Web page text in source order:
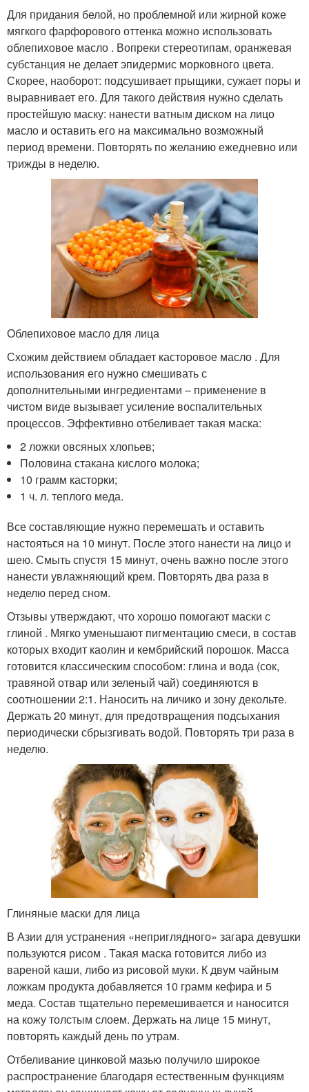
Для придания белой, но проблемной или жирной коже
мягкого фарфорового оттенка можно использовать
облепиховое масло . Вопреки стереотипам, оранжевая
субстанция не делает эпидермис морковного цвета.
Скорее, наоборот: подсушивает прыщики, сужает поры и
выравнивает его. Для такого действия нужно сделать
простейшую маску: нанести ватным диском на лицо
масло и оставить его на максимально возможный
период времени. Повторять по желанию ежедневно или
трижды в неделю.
Облепиховое масло для лица
Схожим действием обладает касторовое масло . Для
использования его нужно смешивать с
дополнительными ингредиентами – применение в
чистом виде вызывает усиление воспалительных
процессов. Эффективно отбеливает такая маска:
2 ложки овсяных хлопьев;
Половина стакана кислого молока;
10 грамм касторки;
1 ч. л. теплого меда.
Все составляющие нужно перемешать и оставить
настояться на 10 минут. После этого нанести на лицо и
шею. Смыть спустя 15 минут, очень важно после этого
нанести увлажняющий крем. Повторять два раза в
неделю перед сном.
Отзывы утверждают, что хорошо помогают маски с
глиной . Мягко уменьшают пигментацию смеси, в состав
которых входит каолин и кембрийский порошок. Масса
готовится классическим способом: глина и вода (сок,
травяной отвар или зеленый чай) соединяются в
соотношении 2:1. Наносить на личико и зону декольте.
Держать 20 минут, для предотвращения подсыхания
периодически сбрызгивать водой. Повторять три раза в
неделю.
Глиняные маски для лица
В Азии для устранения «неприглядного» загара девушки
пользуются рисом . Такая маска готовится либо из
вареной каши, либо из рисовой муки. К двум чайным
ложкам продукта добавляется 10 грамм кефира и 5
меда. Состав тщательно перемешивается и наносится
на кожу толстым слоем. Держать на лице 15 минут,
повторять каждый день по утрам.
Отбеливание цинковой мазью получило широкое
распространение благодаря естественным функциям